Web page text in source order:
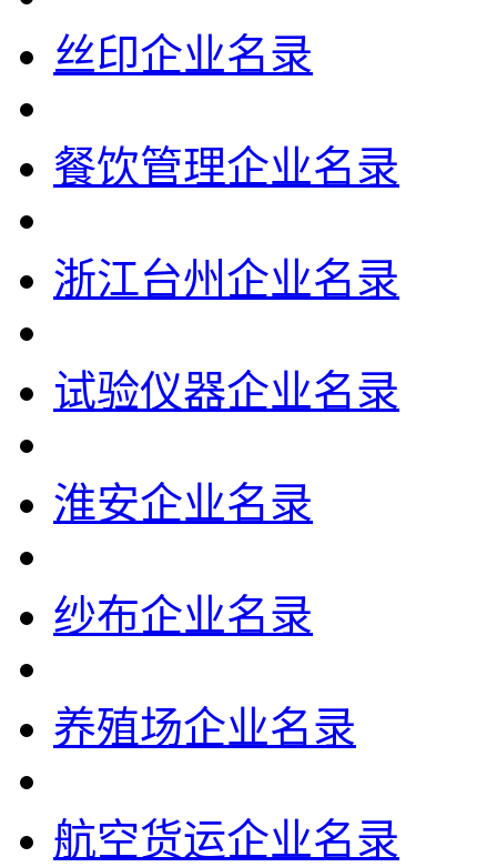
丝印企业名录
餐饮管理企业名录
浙江台州企业名录
试验仪器企业名录
淮安企业名录
纱布企业名录
养殖场企业名录
航空货运企业名录